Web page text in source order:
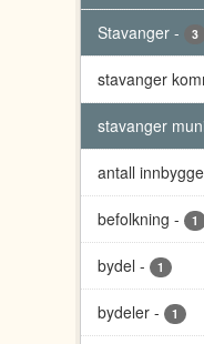
Stavanger - 3
stavanger
stavanger
antall
befolkning - 1
bydel - 1
bydeler - 1